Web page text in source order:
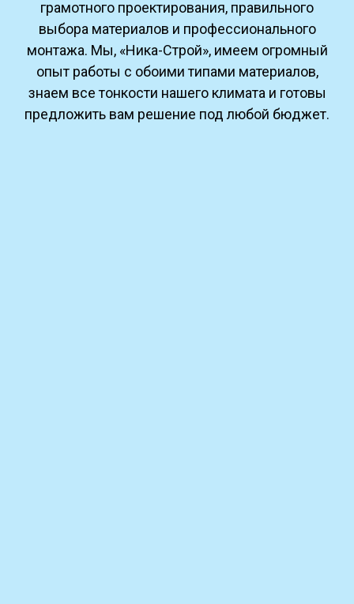
грамотного проектирования, правильного
выбора материалов и профессионального
монтажа. Мы, «Ника-Строй», имеем огромный
опыт работы с обоими типами материалов,
знаем все тонкости нашего климата и готовы
предложить вам решение под любой бюджет.